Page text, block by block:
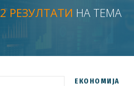
2 РЕЗУЛТАТИ НА ТЕМА
ЕКОНОМИЈА